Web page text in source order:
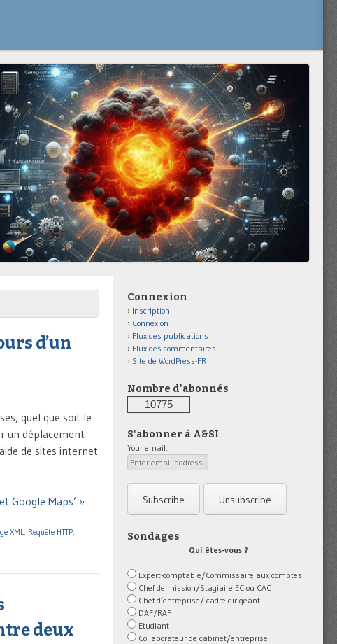
d’un
quel que soit le
un déplacement
de sites internet
Google Maps’ »
XML, Requête HTTP,
deux
Connexion
Inscription
Connexion
Flux des publications
Flux des commentaires
Site de WordPress-FR
Nombre d'abonnés
10775
S'abonner à A&SI
Your email:
Sondages
Qui êtes-vous ?
Expert-comptable/Commissaire aux comptes
Chef de mission/Stagiaire EC ou CAC
Chef d’entreprise/ cadre dirigeant
DAF/RAF
Etudiant
Collaborateur de cabinet/entreprise